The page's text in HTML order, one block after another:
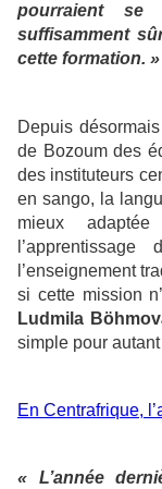
pourraient se
suffisamment
cette formation. »
Depuis
de Bozoum des
des instituteurs
en sango, la
mieux
l’enseignement
si cette mission
Ludmila
simple pour autant
En Centrafrique,
« L’année